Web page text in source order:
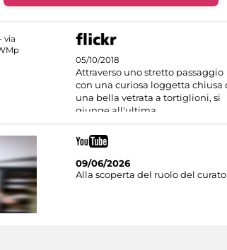
05/10/2018
Attraverso uno stretto passaggio
con una curiosa loggetta chiusa
una bella vetrata a tortiglioni, si
giunge all'ultima
09/06/2026
Alla scoperta del ruolo del